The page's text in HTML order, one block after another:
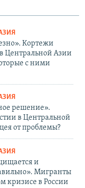
Кортежи
Центральной Азии
с ними
решение».
в Центральной
от проблемы?
и
Мигранты
кризисе в России